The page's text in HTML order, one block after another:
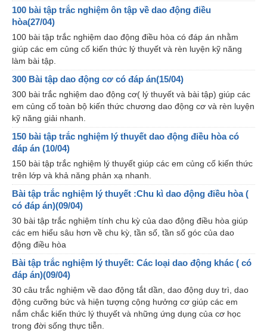
100 bài tập trắc nghiệm ôn tập về dao động điều
hòa(27/04)
100 bài tập trắc nghiệm dao động điều hòa có đáp án nhằm
giúp các em củng cố kiến thức lý thuyết và rèn luyện kỹ năng
làm bài tập.
300 Bài tập dao động cơ có đáp án(15/04)
300 bài trắc nghiệm dao động cơ( lý thuyết và bài tập) giúp các
em củng cố toàn bộ kiến thức chương dao động cơ và rèn luyện
kỹ năng giải nhanh.
150 bài tập trắc nghiệm lý thuyết dao động điều hòa có
đáp án (10/04)
150 bài tập trắc nghiệm lý thuyết giúp các em củng cố kiến thức
trên lớp và khả năng phản xạ nhanh.
Bài tập trắc nghiệm lý thuyết :Chu kì dao động điều hòa (
có đáp án)(09/04)
30 bài tập trắc nghiệm tính chu kỳ của dao động điều hòa giúp
các em hiểu sâu hơn về chu kỳ, tần số, tần số góc của dao
động điều hòa
Bài tập trắc nghiệm lý thuyết: Các loại dao động khác ( có
đáp án)(09/04)
30 câu trắc nghiệm về dao động tắt dần, dao động duy trì, dao
động cưỡng bức và hiện tượng cộng hưởng cơ giúp các em
nắm chắc kiến thức lý thuyết và những ứng dụng của cơ học
trong đời sống thực tiễn.